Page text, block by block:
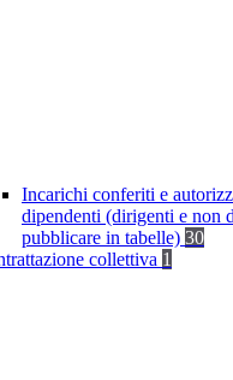
Incarichi conferiti e
dipendenti (dirigenti e non
pubblicare in tabelle) 30
collettiva 1